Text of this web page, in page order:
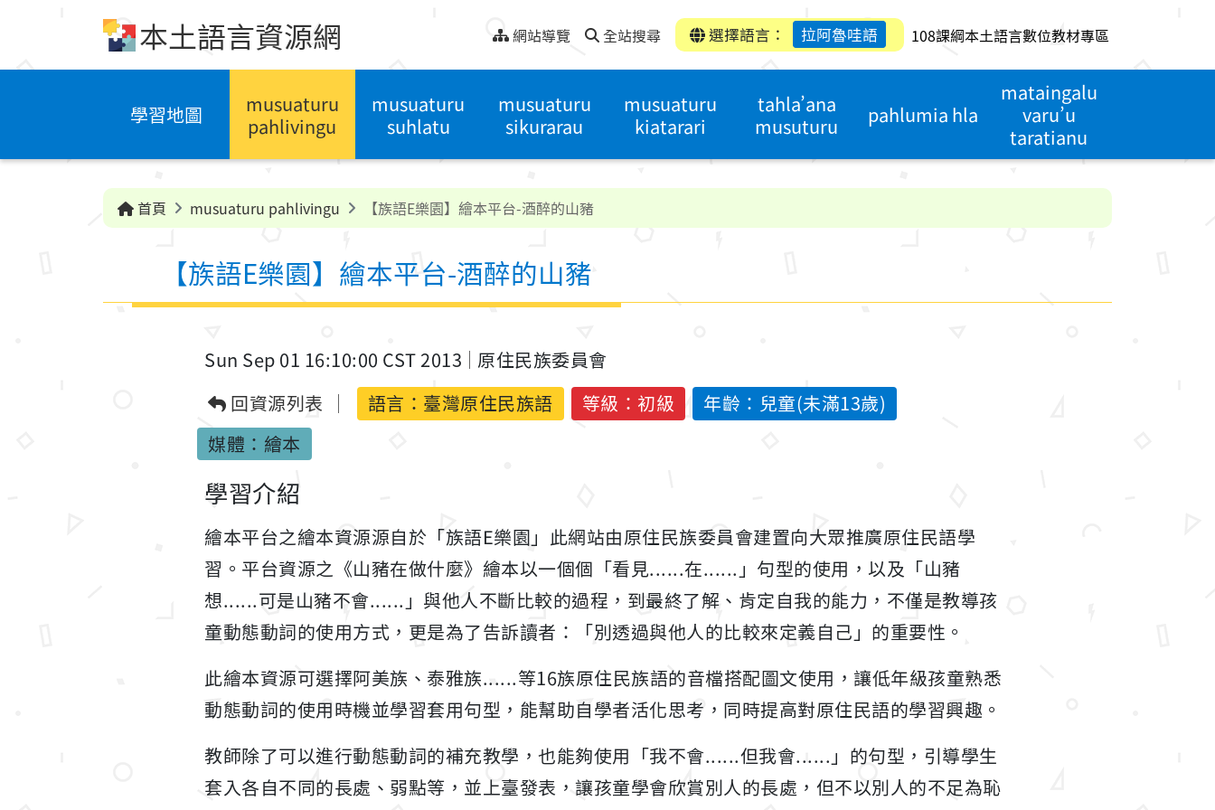
本土語言資源網 網站導覽 全站搜尋 選擇語言： 拉阿魯哇語 108課綱本土語言數位教材專區
學習地圖
musuaturu
pahlivingu
musuaturu
suhlatu
musuaturu
sikurarau
musuaturu
kiatarari
tahla’ana
musuturu
pahlumia hla
mataingalu
varu’u
taratianu
首頁 musuaturu pahlivingu 【族語E樂園】繪本平台-酒醉的山豬
【族語E樂園】繪本平台-酒醉的山豬
Sun Sep 01 16:10:00 CST 2013
原住民族委員會
回資源列表
語言： 臺灣原住民族語 等級：初級
年齡：兒童(未滿13歲)
媒體：繪本
學習介紹
繪本平台之繪本資源源自於「族語E樂園」此網站由原住民族委員會建置向大眾推廣原住民語學
習。平台資源之《山豬在做什麼》繪本以一個個「看見......在......」句型的使用，以及「山豬
想......可是山豬不會......」與他人不斷比較的過程，到最終了解、肯定自我的能力，不僅是教導孩
童動態動詞的使用方式，更是為了告訴讀者：「別透過與他人的比較來定義自己」的重要性。
此繪本資源可選擇阿美族、泰雅族......等16族原住民族語的音檔搭配圖文使用，讓低年級孩童熟悉
動態動詞的使用時機並學習套用句型，能幫助自學者活化思考，同時提高對原住民語的學習興趣。
教師除了可以進行動態動詞的補充教學，也能夠使用「我不會......但我會......」的句型，引導學生
套入各自不同的長處、弱點等，並上臺發表，讓孩童學會欣賞別人的長處，但不以別人的不足為恥